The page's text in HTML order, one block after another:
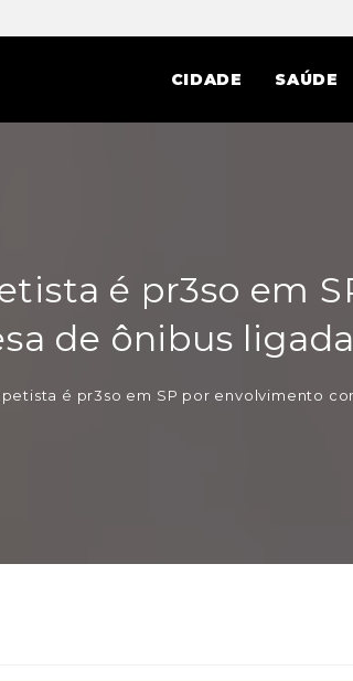
CIDADE SAÚDE
é pr3so em
de ônibus
petista é pr3so em SP por envolvimento